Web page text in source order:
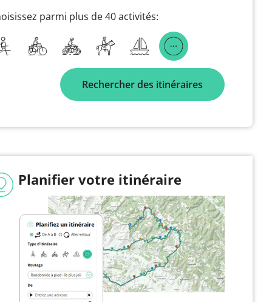
parmi plus de 40 activités:
Rechercher des itinéraires
Planifier votre itinéraire